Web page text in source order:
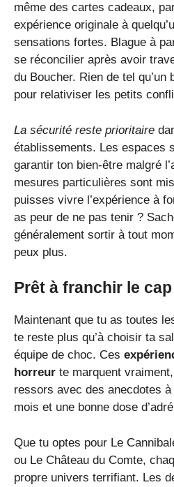
même des cartes cadeaux,
expérience originale à
sensations fortes. Blague à
se réconcilier après avoir
du Boucher. Rien de tel
pour relativiser les petits
La sécurité reste prioritaire
établissements. Les espaces
garantir ton bien-être malgré
mesures particulières sont
puisses vivre l’expérience à
as peur de ne pas tenir ?
généralement sortir à tout
peux plus.
Prêt à franchir le
Maintenant que tu as toutes
te reste plus qu’à choisir ta
équipe de choc. Ces
horreur te marquent
ressors avec des anecdotes
mois et une bonne dose
Que tu optes pour Le
ou Le Château du Comte,
propre univers terrifiant. Les